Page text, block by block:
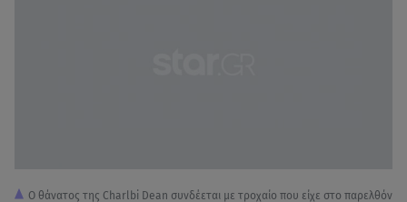
Ο θάνατος της Charlbi Dean συνδέεται με τροχαίο που είχε στο παρελθόν